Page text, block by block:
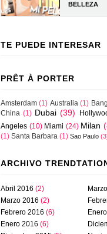
BELLEZA
TE PUEDE INTERESAR
PRÊT À PORTER
Amsterdam (1) Australia (1)
China (1) Dubai (39)
Angeles (10) Miami (24) Milan
(1) Santa Barbara (1) Sao Paulo
ARCHIVO
Abril 2016 (2)
Marzo 2016 (2)
Febrero 2016 (6)
Enero 2016 (6)